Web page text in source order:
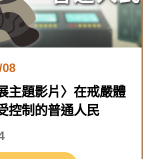
主題影片〉在戒嚴體
控制的普通人民